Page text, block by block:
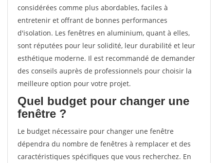
considérées comme plus abordables, faciles à
entretenir et offrant de bonnes performances
d'isolation. Les fenêtres en aluminium, quant à elles,
sont réputées pour leur solidité, leur durabilité et leur
esthétique moderne. Il est recommandé de demander
des conseils auprès de professionnels pour choisir la
meilleure option pour votre projet.
Quel budget pour changer une
fenêtre ?
Le budget nécessaire pour changer une fenêtre
dépendra du nombre de fenêtres à remplacer et des
caractéristiques spécifiques que vous recherchez. En